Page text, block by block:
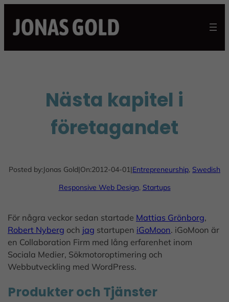
content
Nästa kapitel i
företagandet
Posted by:Jonas Gold|On:2012-04-01|Entrepreneurship, Swedish
Responsive Web Design, Startups
För några veckor sedan startade Mattias Grönborg,
Robert Nyberg och jag startupen iGoMoon. iGoMoon är
en Collaboration Firm med lång erfarenhet inom
Sociala Medier, Sökmotoroptimering och
Webbutveckling med WordPress.
Produkter och Tjänster